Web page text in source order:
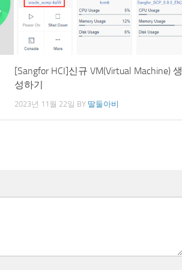
[Sangfor HCI]신규 VM(Virtual Machine) 생
성하기
2023년 11월 22일 BY딸둘아비